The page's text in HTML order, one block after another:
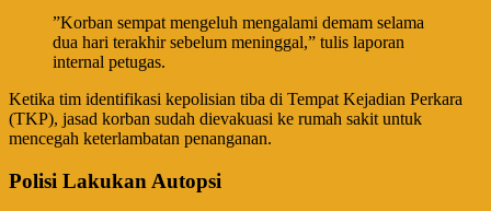
​”Korban sempat mengeluh mengalami demam selama
dua hari terakhir sebelum meninggal,” tulis laporan
internal petugas.
​Ketika tim identifikasi kepolisian tiba di Tempat Kejadian Perkara
(TKP), jasad korban sudah dievakuasi ke rumah sakit untuk
mencegah keterlambatan penanganan.
​Polisi Lakukan Autopsi